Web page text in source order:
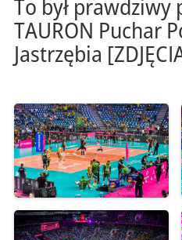
To był prawdziwy
TAURON Puchar
Jastrzębia